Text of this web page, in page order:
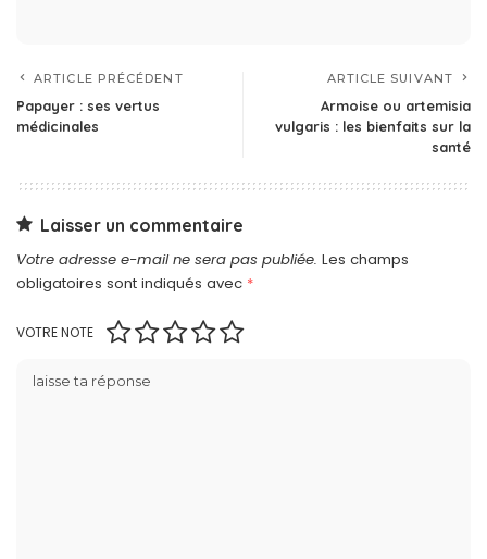
ARTICLE PRÉCÉDENT
Papayer : ses vertus
médicinales
ARTICLE SUIVANT
Armoise ou artemisia
vulgaris : les bienfaits sur la
santé
Laisser un commentaire
Votre adresse e-mail ne sera pas publiée. Les champs
obligatoires sont indiqués avec *
VOTRE NOTE